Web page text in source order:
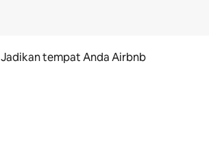
Jadikan tempat Anda Airbnb